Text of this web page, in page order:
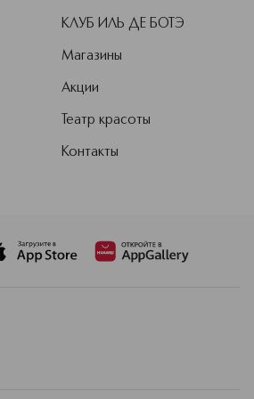
Речь идет об антивозрастном уходе,
включающем молекулы ДНК, РНК,
коллаген медузы и воду ледниковых
Подробнее
КЛУБ ИЛЬ ДЕ БОТЭ
Магазины
Акции
Театр красоты
Контакты